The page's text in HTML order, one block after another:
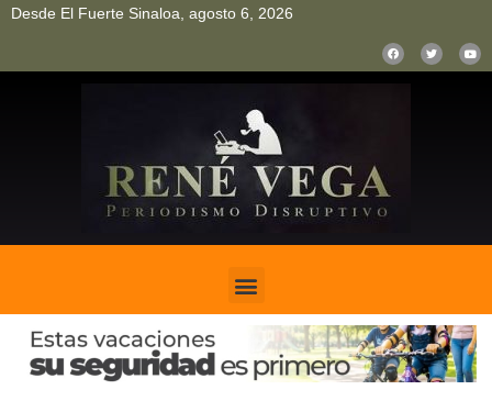
Desde El Fuerte Sinaloa, agosto 6, 2026